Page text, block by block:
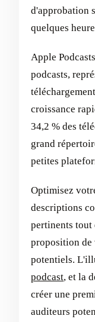
d'approbation
quelques
Apple
podcasts,
croissance
34,2 % des
grand
petites
Optimisez
descriptions
pertinents tout
proposition de
potentiels.
podcast, et la
créer une
auditeurs